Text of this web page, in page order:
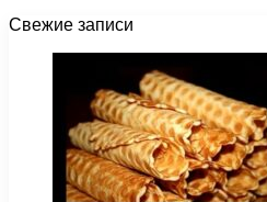
Свежие записи